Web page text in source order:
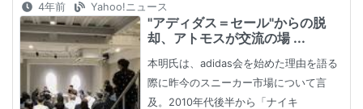
4年前 Yahoo!ニュース
"アディダス＝セール"からの脱
却、アトモスが交流の場 ...
本明氏は、adidas会を始めた理由を語る
際に昨今のスニーカー市場について言
及。2010年代後半から「ナイキ